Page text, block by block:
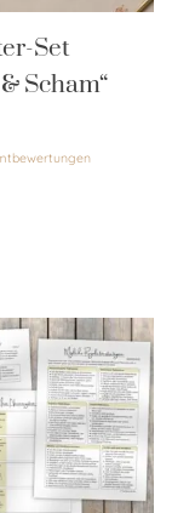
Set
Scham“